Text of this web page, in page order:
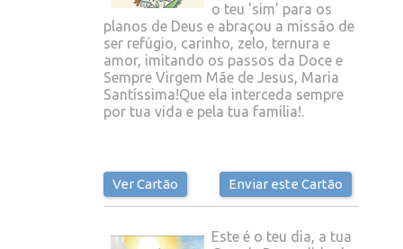
o teu 'sim' para os
planos de Deus e abraçou a missão de
ser refúgio, carinho, zelo, ternura e
amor, imitando os passos da Doce e
Sempre Virgem Mãe de Jesus, Maria
Santíssima!Que ela interceda sempre
por tua vida e pela tua família!.
Ver Cartão Enviar este Cartão
Este é o teu dia, a tua